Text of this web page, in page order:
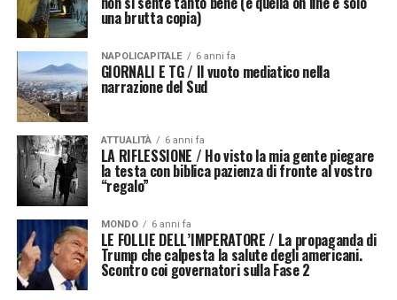
una brutta copia)
NAPOLICAPITALE 6 anni fa
GIORNALI E TG / Il vuoto mediatico nella
narrazione del Sud
ATTUALITÀ 6 anni fa
LA RIFLESSIONE / Ho visto la mia gente piegare
la testa con biblica pazienza di fronte al vostro
“regalo”
MONDO 6 anni fa
LE FOLLIE DELL’IMPERATORE / La propaganda di
Trump che calpesta la salute degli americani.
Scontro coi governatori sulla Fase 2